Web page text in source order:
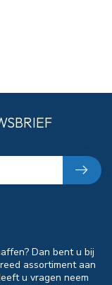
Dan bent u bij
assortiment aan
u vragen neem